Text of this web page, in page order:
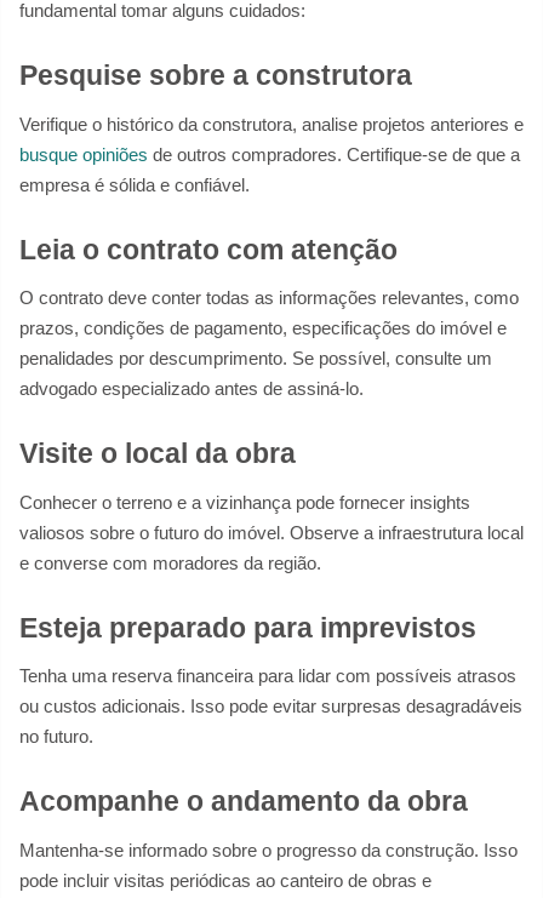
fundamental tomar alguns cuidados:
Pesquise sobre a construtora
Verifique o histórico da construtora, analise projetos anteriores e
busque opiniões de outros compradores. Certifique-se de que a
empresa é sólida e confiável.
Leia o contrato com atenção
O contrato deve conter todas as informações relevantes, como
prazos, condições de pagamento, especificações do imóvel e
penalidades por descumprimento. Se possível, consulte um
advogado especializado antes de assiná-lo.
Visite o local da obra
Conhecer o terreno e a vizinhança pode fornecer insights
valiosos sobre o futuro do imóvel. Observe a infraestrutura local
e converse com moradores da região.
Esteja preparado para imprevistos
Tenha uma reserva financeira para lidar com possíveis atrasos
ou custos adicionais. Isso pode evitar surpresas desagradáveis
no futuro.
Acompanhe o andamento da obra
Mantenha-se informado sobre o progresso da construção. Isso
pode incluir visitas periódicas ao canteiro de obras e